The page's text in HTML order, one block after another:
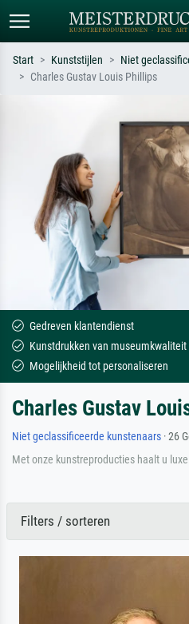
Monet, Sterrennacht, impressionisme,
Start Kunststijlen
Niet
Charles Gustav Louis Phillips
Gedreven klantendienst
Kunstdrukken van museumkwaliteit
Mogelijkheid tot personaliseren
Charles Gustav
Niet geclassificeerde kunstenaars · 26
Met onze kunstreproducties haalt u
Filters / sorteren